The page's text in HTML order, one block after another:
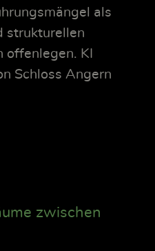
als
strukturellen
offenlegen. KI
Schloss Angern
zwischen